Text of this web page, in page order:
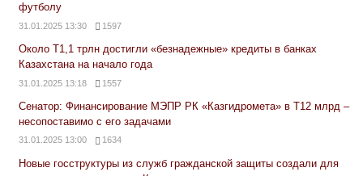
футболу
31.01.2025 13:30 1597
Около Т1,1 трлн достигли «безнадежные» кредиты в банках
Казахстана на начало года
31.01.2025 13:18 1557
Сенатор: Финансирование МЭПР РК «Казгидромета» в Т12 млрд –
несопоставимо с его задачами
31.01.2025 13:00 1634
Новые госструктуры из служб гражданской защиты создали для